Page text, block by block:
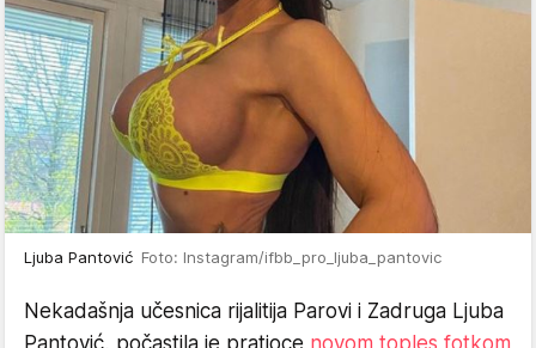
Ljuba Pantović Foto: Instagram/ifbb_pro_ljuba_pantovic
Nekadašnja učesnica rijalitija Parovi i Zadruga Ljuba
Pantović, počastila je pratioce novom toples fotkom